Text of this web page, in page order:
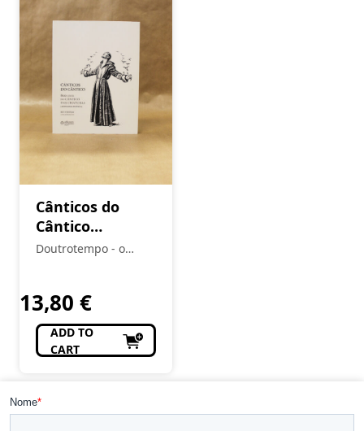
Cânticos do
Cântico
(Antologia
Doutrotempo - o
13,80 €
ADD TO
CART